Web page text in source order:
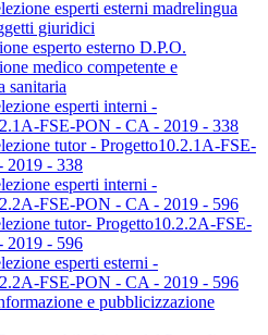
esperti esterni madrelingua
giuridici
esperto esterno D.P.O.
medico competente e
sanitaria
esperti interni -
FSE-PON - CA - 2019 - 338
tutor - Progetto10.2.1A-FSE-
2019 - 338
esperti interni -
FSE-PON - CA - 2019 - 596
tutor- Progetto10.2.2A-FSE-
2019 - 596
esperti esterni -
FSE-PON - CA - 2019 - 596
e pubblicizzazione